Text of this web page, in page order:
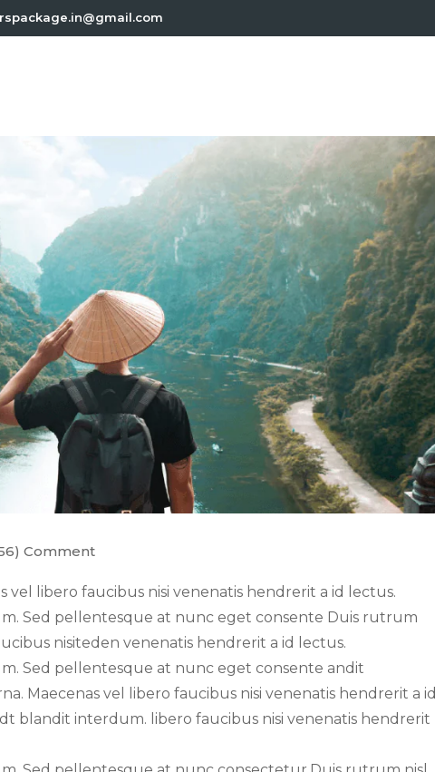
Comment
vel libero faucibus nisi venenatis hendrerit a id lectus.
Sed pellentesque at nunc eget consente Duis rutrum
nisiteden venenatis hendrerit a id lectus.
Sed pellentesque at nunc eget consente andit
Maecenas vel libero faucibus nisi venenatis hendrerit a id
blandit interdum. libero faucibus nisi venenatis hendrerit